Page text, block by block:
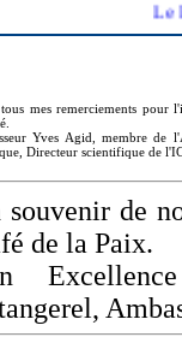
Le livre de
mes remerciements pour
Yves Agid, membre de
Directeur scientifique de
souvenir de
de la Paix.